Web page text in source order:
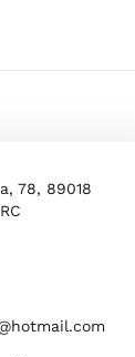
78, 89018